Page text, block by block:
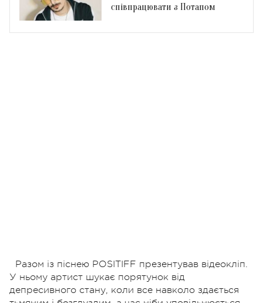
співпрацювати з Потапом
Разом із піснею POSITIFF презентував відеокліп.
У ньому артист шукає порятунок від
депресивного стану, коли все навколо здається